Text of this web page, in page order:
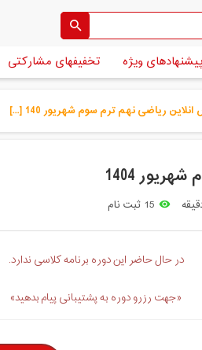
پیشنهادهای ویژه تخفیفهای مشارکتی
ریاضی نهم ترم سوم شهریور 140 [...]
1404
remove_red_eye 15 ثبت نام
در حال حاضر این دوره برنامه کلاسی ندارد.
«جهت رزرو دوره به پشتیبانی پیام بدهید»